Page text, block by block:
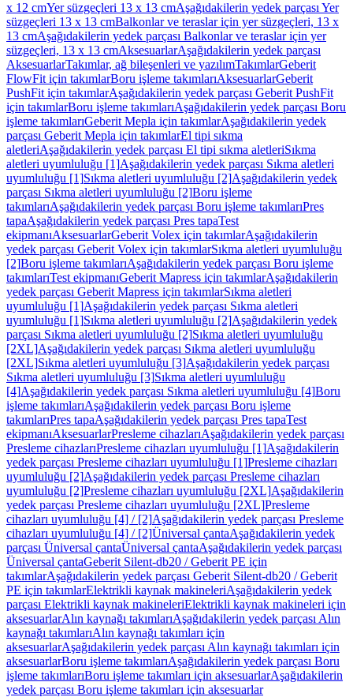
x 12 cmYer süzgeçleri 13 x 13 cmAşağıdakilerin yedek parçası Yer
süzgeçleri 13 x 13 cmBalkonlar ve teraslar için yer süzgeçleri, 13 x
13 cmAşağıdakilerin yedek parçası Balkonlar ve teraslar için yer
süzgeçleri, 13 x 13 cmAksesuarlarAşağıdakilerin yedek parçası
AksesuarlarTakımlar, ağ bileşenleri ve yazılımTakımlarGeberit
FlowFit için takımlarBoru işleme takımlarıAksesuarlarGeberit
PushFit için takımlarAşağıdakilerin yedek parçası Geberit PushFit
için takımlarBoru işleme takımlarıAşağıdakilerin yedek parçası Boru
işleme takımlarıGeberit Mepla için takımlarAşağıdakilerin yedek
parçası Geberit Mepla için takımlarEl tipi sıkma
aletleriAşağıdakilerin yedek parçası El tipi sıkma aletleriSıkma
aletleri uyumluluğu [1]Aşağıdakilerin yedek parçası Sıkma aletleri
uyumluluğu [1]Sıkma aletleri uyumluluğu [2]Aşağıdakilerin yedek
parçası Sıkma aletleri uyumluluğu [2]Boru işleme
takımlarıAşağıdakilerin yedek parçası Boru işleme takımlarıPres
tapaAşağıdakilerin yedek parçası Pres tapaTest
ekipmanıAksesuarlarGeberit Volex için takımlarAşağıdakilerin
yedek parçası Geberit Volex için takımlarSıkma aletleri uyumluluğu
[2]Boru işleme takımlarıAşağıdakilerin yedek parçası Boru işleme
takımlarıTest ekipmanıGeberit Mapress için takımlarAşağıdakilerin
yedek parçası Geberit Mapress için takımlarSıkma aletleri
uyumluluğu [1]Aşağıdakilerin yedek parçası Sıkma aletleri
uyumluluğu [1]Sıkma aletleri uyumluluğu [2]Aşağıdakilerin yedek
parçası Sıkma aletleri uyumluluğu [2]Sıkma aletleri uyumluluğu
[2XL]Aşağıdakilerin yedek parçası Sıkma aletleri uyumluluğu
[2XL]Sıkma aletleri uyumluluğu [3]Aşağıdakilerin yedek parçası
Sıkma aletleri uyumluluğu [3]Sıkma aletleri uyumluluğu
[4]Aşağıdakilerin yedek parçası Sıkma aletleri uyumluluğu [4]Boru
işleme takımlarıAşağıdakilerin yedek parçası Boru işleme
takımlarıPres tapaAşağıdakilerin yedek parçası Pres tapaTest
ekipmanıAksesuarlarPresleme cihazlarıAşağıdakilerin yedek parçası
Presleme cihazlarıPresleme cihazları uyumluluğu [1]Aşağıdakilerin
yedek parçası Presleme cihazları uyumluluğu [1]Presleme cihazları
uyumluluğu [2]Aşağıdakilerin yedek parçası Presleme cihazları
uyumluluğu [2]Presleme cihazları uyumluluğu [2XL]Aşağıdakilerin
yedek parçası Presleme cihazları uyumluluğu [2XL]Presleme
cihazları uyumluluğu [4] / [2]Aşağıdakilerin yedek parçası Presleme
cihazları uyumluluğu [4] / [2]Üniversal çantaAşağıdakilerin yedek
parçası Üniversal çantaÜniversal çantaAşağıdakilerin yedek parçası
Üniversal çantaGeberit Silent-db20 / Geberit PE için
takımlarAşağıdakilerin yedek parçası Geberit Silent-db20 / Geberit
PE için takımlarElektrikli kaynak makineleriAşağıdakilerin yedek
parçası Elektrikli kaynak makineleriElektrikli kaynak makineleri için
aksesuarlarAlın kaynağı takımlarıAşağıdakilerin yedek parçası Alın
kaynağı takımlarıAlın kaynağı takımları için
aksesuarlarAşağıdakilerin yedek parçası Alın kaynağı takımları için
aksesuarlarBoru işleme takımlarıAşağıdakilerin yedek parçası Boru
işleme takımlarıBoru işleme takımları için aksesuarlarAşağıdakilerin
yedek parçası Boru işleme takımları için aksesuarlar